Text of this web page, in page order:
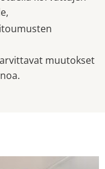
muutokset